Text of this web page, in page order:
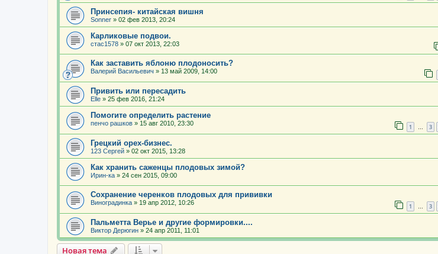
Принсепия- китайская вишня
Sonner » 02 фев 2013, 20:24
Карликовые подвои.
стас1578 » 07 окт 2013, 22:03
Как заставить яблоню плодоносить?
Валерий Васильевич » 13 май 2009, 14:00
Привить или пересадить
Elle » 25 фев 2016, 21:24
Помогите определить растение
пенчо рашков » 15 авг 2010, 23:30 1 3
Грецкий орех-бизнес.
123 Сергей » 02 окт 2015, 13:28
Как хранить саженцы плодовых зимой?
Ирин-ка » 24 сен 2015, 09:00
Сохранение черенков плодовых для прививки
Виноградинка » 19 апр 2012, 10:26 1 … 3
Пальметта Верье и другие формировки....
Виктор Дерюгин » 24 апр 2011, 11:01
Новая тема